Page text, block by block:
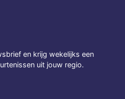
en krijg wekelijks een
uit jouw regio.